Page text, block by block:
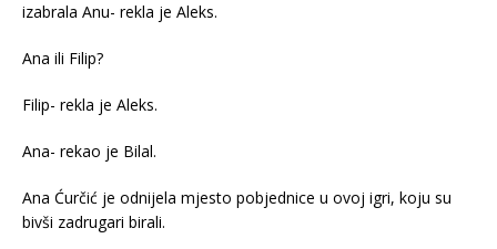
izabrala Anu- rekla je Aleks.
Ana ili Filip?
Filip- rekla je Aleks.
Ana- rekao je Bilal.
Ana Ćurčić je odnijela mjesto pobjednice u ovoj igri, koju su
bivši zadrugari birali.